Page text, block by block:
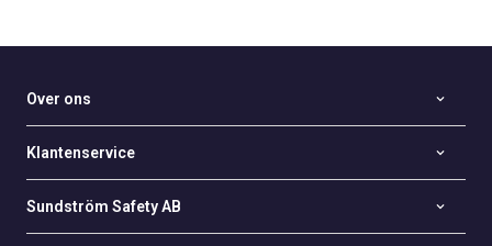
Over ons
Klantenservice
Sundström Safety AB